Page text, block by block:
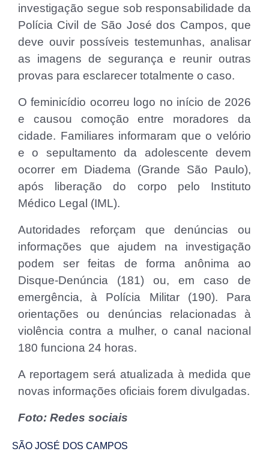
investigação segue sob responsabilidade da
Polícia Civil de São José dos Campos, que
deve ouvir possíveis testemunhas, analisar
as imagens de segurança e reunir outras
provas para esclarecer totalmente o caso.
O feminicídio ocorreu logo no início de 2026
e causou comoção entre moradores da
cidade. Familiares informaram que o velório
e o sepultamento da adolescente devem
ocorrer em Diadema (Grande São Paulo),
após liberação do corpo pelo Instituto
Médico Legal (IML).
Autoridades reforçam que denúncias ou
informações que ajudem na investigação
podem ser feitas de forma anônima ao
Disque-Denúncia (181) ou, em caso de
emergência, à Polícia Militar (190). Para
orientações ou denúncias relacionadas à
violência contra a mulher, o canal nacional
180 funciona 24 horas.
A reportagem será atualizada à medida que
novas informações oficiais forem divulgadas.
Foto: Redes sociais
SÃO JOSÉ DOS CAMPOS